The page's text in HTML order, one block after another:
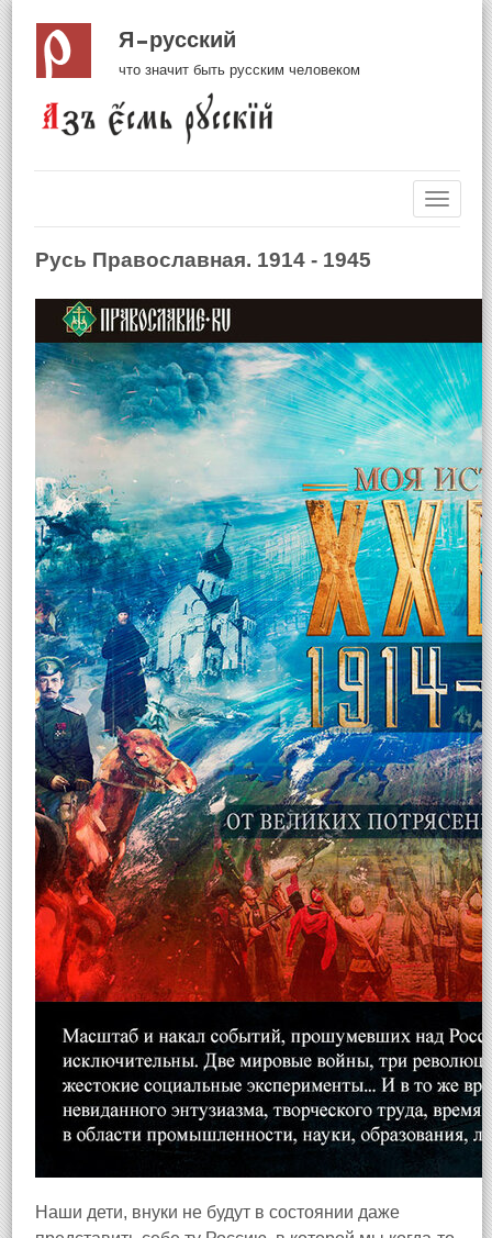
Я русский
что значит быть русским человеком
Русь Православная. 1914 - 1945
Наши дети, внуки не будут в состоянии даже